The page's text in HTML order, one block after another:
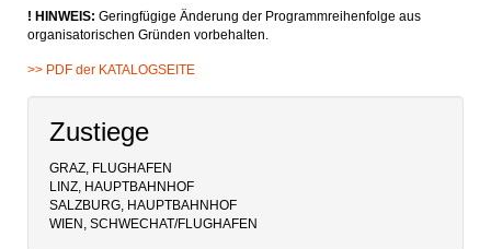
! HINWEIS: Geringfügige Änderung der Programmreihenfolge aus
organisatorischen Gründen vorbehalten.
>> PDF der KATALOGSEITE
Zustiege
GRAZ, FLUGHAFEN
LINZ, HAUPTBAHNHOF
SALZBURG, HAUPTBAHNHOF
WIEN, SCHWECHAT/FLUGHAFEN